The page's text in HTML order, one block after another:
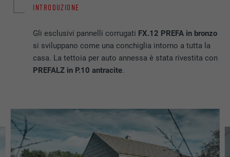
INTRODUZIONE
Gli esclusivi pannelli corrugati FX.12 PREFA in bronzo
si sviluppano come una conchiglia intorno a tutta la
casa. La tettoia per auto annessa è stata rivestita con
PREFALZ in P.10 antracite.